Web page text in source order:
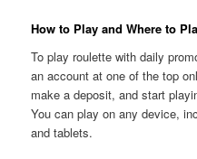
How to Play and Where to
To play roulette with daily
an account at one of the top
make a deposit, and start
You can play on any device,
and tablets.